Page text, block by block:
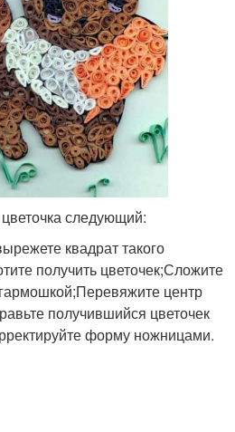
следующий:
квадрат такого
получить цветочек;Сложите
центр
получившийся цветочек
форму ножницами.